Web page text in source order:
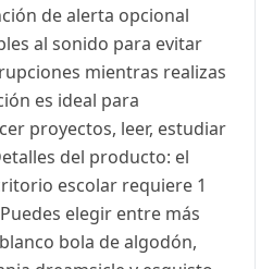
de alerta opcional
al sonido para evitar
mientras realizas
es ideal para
proyectos, leer, estudiar
del producto: el
escolar requiere 1
elegir entre más
bola de algodón,